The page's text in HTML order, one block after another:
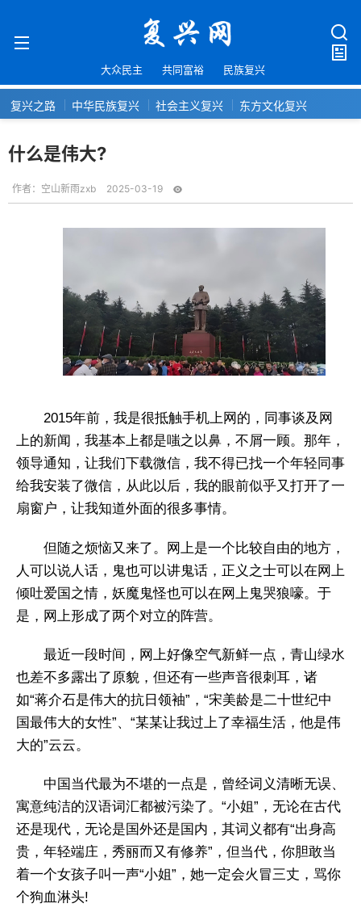
大众民主 共同富裕 民族复兴
复兴之路 中华民族复兴 社会主义复兴 东方文化复兴
什么是伟大?
作者： 空山新雨zxb 2025-03-19
2015年前，我是很抵触手机上网的，同事谈及网
上的新闻，我基本上都是嗤之以鼻，不屑一顾。那年，
领导通知，让我们下载微信，我不得已找一个年轻同事
给我安装了微信，从此以后，我的眼前似乎又打开了一
扇窗户，让我知道外面的很多事情。
但随之烦恼又来了。网上是一个比较自由的地方，
人可以说人话，鬼也可以讲鬼话，正义之士可以在网上
倾吐爱国之情，妖魔鬼怪也可以在网上鬼哭狼嚎。于
是，网上形成了两个对立的阵营。
最近一段时间，网上好像空气新鲜一点，青山绿水
也差不多露出了原貌，但还有一些声音很刺耳，诸
如“蒋介石是伟大的抗日领袖”，“宋美龄是二十世纪中
国最伟大的女性”、“某某让我过上了幸福生活，他是伟
大的”云云。
中国当代最为不堪的一点是，曾经词义清晰无误、
寓意纯洁的汉语词汇都被污染了。“小姐”，无论在古代
还是现代，无论是国外还是国内，其词义都有“出身高
贵，年轻端庄，秀丽而又有修养”，但当代，你胆敢当
着一个女孩子叫一声“小姐”，她一定会火冒三丈，骂你
个狗血淋头!